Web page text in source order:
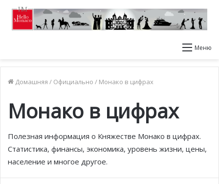
Меню
Домашняя / Официально / Монако в цифрах
Монако в цифрах
Полезная информация о Княжестве Монако в цифрах.
Статистика, финансы, экономика, уровень жизни, цены,
население и многое другое.